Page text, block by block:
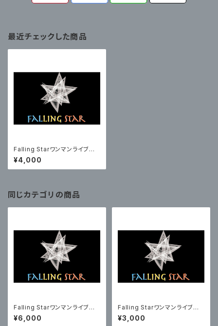
最近チェックした商品
Falling Starワンマンライブチ
ケット【2部チケット】
¥4,000
同じカテゴリの商品
Falling Starワンマンライブチ
ケット【通しチケット】
¥6,000
Falling Starワンマンライブチ
ケット【1部チケット】
¥3,000